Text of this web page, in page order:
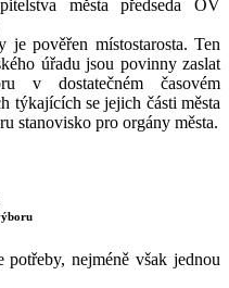
města předseda OV
je pověřen místostarosta. Ten
úřadu jsou povinny zaslat
v dostatečném časovém
týkajících se jejich části města
stanovisko pro orgány města.
nejméně však jednou